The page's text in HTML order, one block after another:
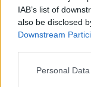
IAB’s list of
also be disclosed
Downstream
Please note that
Personal
Bélbetegség